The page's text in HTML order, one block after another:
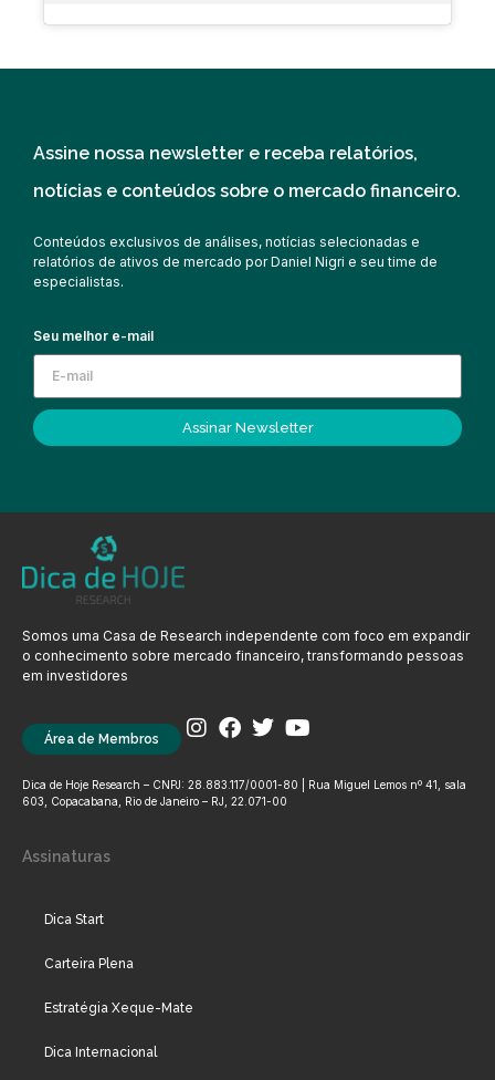
Assine nossa newsletter e receba relatórios,
notícias e conteúdos sobre o mercado financeiro.
Conteúdos exclusivos de análises, notícias selecionadas e
relatórios de ativos de mercado por Daniel Nigri e seu time de
especialistas.
Seu melhor e-mail
Assinar Newsletter
Somos uma Casa de Research independente com foco em expandir
o conhecimento sobre mercado financeiro, transformando pessoas
em investidores
Área de Membros
Dica de Hoje Research – CNPJ: 28.883.117/0001-80 | Rua Miguel Lemos nº 41, sala
603, Copacabana, Rio de Janeiro – RJ, 22.071-00
Assinaturas
Dica Start
Carteira Plena
Estratégia Xeque-Mate
Dica Internacional